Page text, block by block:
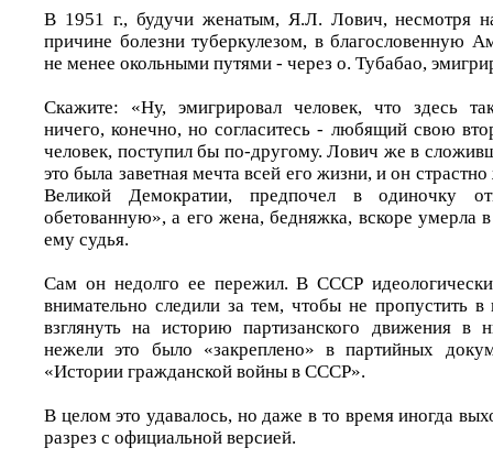
В 1951 г., будучи женатым, Я.Л. Лович, несмотря
причине болезни туберкулезом, в благословенную
не менее окольными путями - через о. Тубабао,
Скажите: «Ну, эмигрировал человек, что здесь
ничего, конечно, но согласитесь - любящий свою
человек, поступил бы по-другому. Лович же в
это была заветная мечта всей его жизни, и он
Великой Демократии, предпочел в одиночку
обетованную», а его жена, бедняжка, вскоре умерла
ему судья.
Сам он недолго ее пережил. В СССР
внимательно следили за тем, чтобы не пропустить
взглянуть на историю партизанского движения в
нежели это было «закреплено» в партийных
«Истории гражданской войны в СССР».
В целом это удавалось, но даже в то время иногда
разрез с официальной версией.